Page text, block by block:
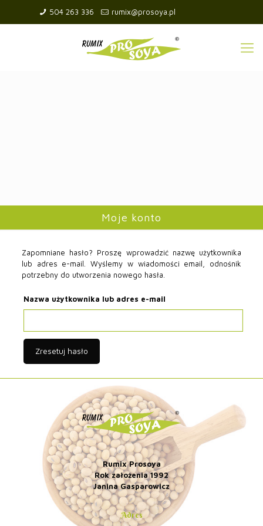
504 263 336 rumix@prosoya.pl
Moje konto
Zapomniane hasło? Proszę wprowadzić nazwę użytkownika
lub adres e-mail. Wyślemy w wiadomości email, odnośnik
potrzebny do utworzenia nowego hasła.
Nazwa użytkownika lub adres e-mail
Zresetuj hasło
Rumix Prosoya
Rok założenia 1992
Janina Gasparowicz
Adres